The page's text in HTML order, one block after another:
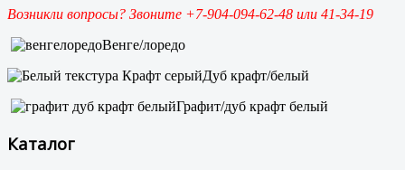
Возникли вопросы? Звоните +7-904-094-62-48 или 41-34-19
Венге/лоредо
Дуб крафт/белый
Графит/дуб крафт белый
Каталог